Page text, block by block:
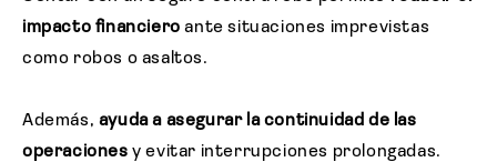
impacto financiero ante situaciones imprevistas
como robos o asaltos.
Además, ayuda a asegurar la continuidad de las
operaciones y evitar interrupciones prolongadas.